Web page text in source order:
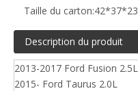
Taille du carton:42*37*23
Description du produit
2013-2017 Ford Fusion 2.5L
2015- Ford Taurus 2.0L